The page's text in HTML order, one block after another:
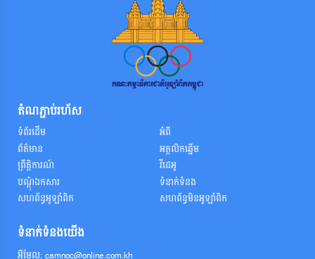
តំណភ្ជាប់រហ័ស
ទំព័រដើម
អំពី
ព័ត៌មាន
អត្តលិកឆ្នើម
ព្រឹត្តិការណ៍
វីដេអូ
បណ្តុំឯកសារ
ទំនាក់ទំនង
សហព័ន្ធអូឡាំពិក
សហព័ន្ធមិនអូឡាំពិក
ទំនាក់ទំនងយើង
អ៊ីមែល: camnoc@online.com.kh